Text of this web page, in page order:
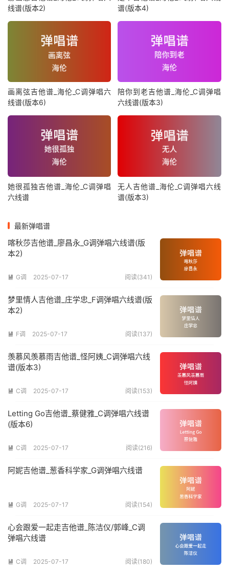
线谱(版本2)
谱(版本4)
画离弦吉他谱_海伦_C调弹唱六
线谱(版本6)
陪你到老吉他谱_海伦_C调弹唱
六线谱(版本3)
她很孤独吉他谱_海伦_C调弹唱
六线谱
无人吉他谱_海伦_C调弹唱六线
谱(版本3)
最新弹唱谱
喀秋莎吉他谱_廖昌永_G调弹唱六线谱(版
本2)
 G调 2025-07-17 阅读(341)
梦里情人吉他谱_庄学忠_F调弹唱六线谱(版
本2)
 F调 2025-07-17 阅读(137)
羡慕风羡慕雨吉他谱_怪阿姨_C调弹唱六线
谱(版本3)
 C调 2025-07-17 阅读(153)
Letting Go吉他谱_蔡健雅_C调弹唱六线谱
(版本6)
 C调 2025-07-17 阅读(216)
阿妮吉他谱_葱香科学家_G调弹唱六线谱
 G调 2025-07-17 阅读(154)
心会跟爱一起走吉他谱_陈洁仪/郭峰_C调
弹唱六线谱
 C调 2025-07-17 阅读(180)